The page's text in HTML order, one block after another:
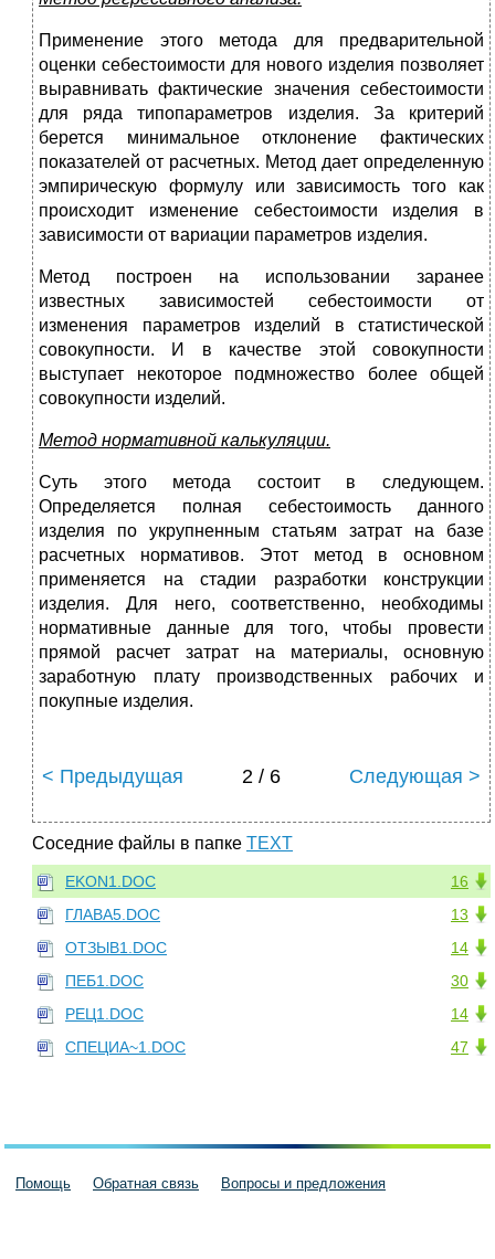
Применение этого метода для предварительной
оценки себестоимости для нового изделия позволяет
выравнивать фактические значения себестоимости
для ряда типопараметров изделия. За критерий
берется минимальное отклонение фактических
показателей от расчетных. Метод дает определенную
эмпирическую формулу или зависимость того как
происходит изменение себестоимости изделия в
зависимости от вариации параметров изделия.
Метод построен на использовании заранее
известных зависимостей себестоимости от
изменения параметров изделий в статистической
совокупности. И в качестве этой совокупности
выступает некоторое подмножество более общей
совокупности изделий.
Метод нормативной калькуляции.
Суть этого метода состоит в следующем.
Определяется полная себестоимость данного
изделия по укрупненным статьям затрат на базе
расчетных нормативов. Этот метод в основном
применяется на стадии разработки конструкции
изделия. Для него, соответственно, необходимы
нормативные данные для того, чтобы провести
прямой расчет затрат на материалы, основную
заработную плату производственных рабочих и
покупные изделия.
< Предыдущая 2 / 6 Следующая >
Соседние файлы в папке TEXT
16
EKON1.DOC
13
ГЛАВА5.DOC
14
ОТЗЫВ1.DOC
30
ПЕБ1.DOC
14
РЕЦ1.DOC
47
СПЕЦИА~1.DOC
Помощь Обратная связь Вопросы и предложения